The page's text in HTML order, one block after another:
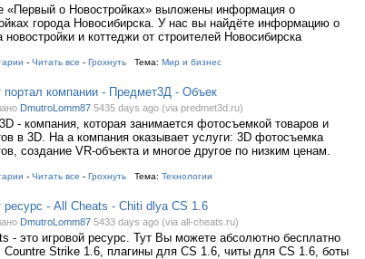
«Первый о Новостройках» выложены информация о
города Новосибирска. У нас вы найдёте информацию о
новостройки и коттеджи от строителей Новосибирска
- Читать все - Грохнуть Тема: Мир и бизнес
портал компании - Предмет3Д - Объек
DmutroLomm87 5435 days ago (via predmet3d.ru)
- компания, которая занимается фотосъемкой товаров и
в 3D. На а компания оказывает услуги: 3D фотосъемка
создание VR-объекта и многое другое по низким ценам.
- Читать все - Грохнуть Тема: Технологии
ресурс - All Cheats - Chiti dlya CS 1.6
DmutroLomm87 5433 days ago (via all-cheats.ru)
- это игровой ресурс. Тут Вы можете абсолютно бесплатно
Countre Strike 1.6, плагины для CS 1.6, читы для CS 1.6, боты